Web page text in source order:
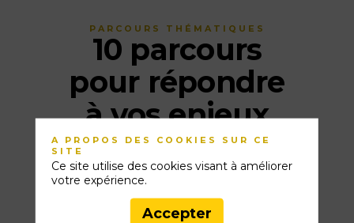
PARCOURS THÉMATIQUES
10 parcours
pour répondre
à vos enjeux
Le Cyber Show Paris 2027 structure son
programme autour de
thématiques
. Que vous soyez un
A PROPOS DES COOKIES SUR CE
SITE
Ce site utilise des cookies visant à améliorer
votre expérience.
Accepter